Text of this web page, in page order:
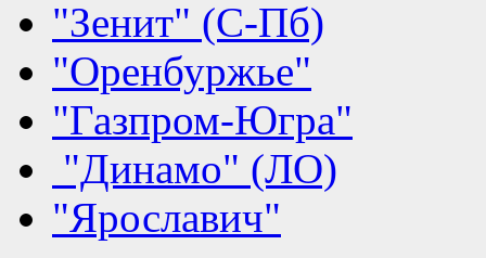
"Зенит" (С-Пб)
"Оренбуржье"
"Газпром-Югра"
"Динамо" (ЛО)
"Ярославич"